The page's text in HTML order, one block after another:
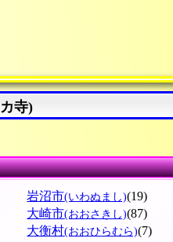
寺)
岩沼市(いわぬまし)(19)
大崎市(おおさきし)(87)
大衡村(おおひらむら)(7)